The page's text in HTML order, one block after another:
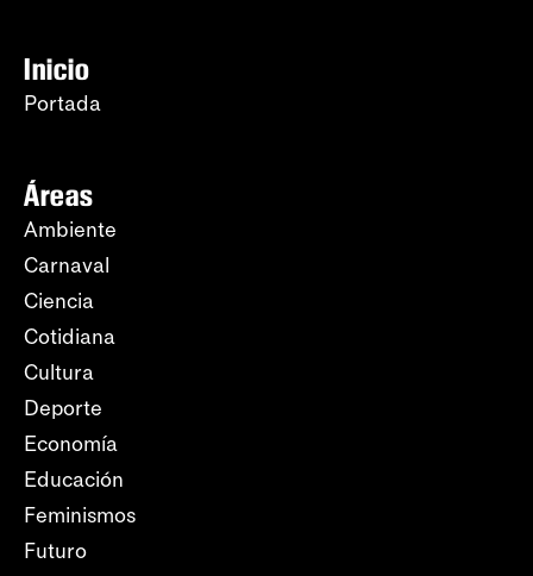
Inicio
Portada
Áreas
Ambiente
Carnaval
Ciencia
Cotidiana
Cultura
Deporte
Economía
Educación
Feminismos
Futuro